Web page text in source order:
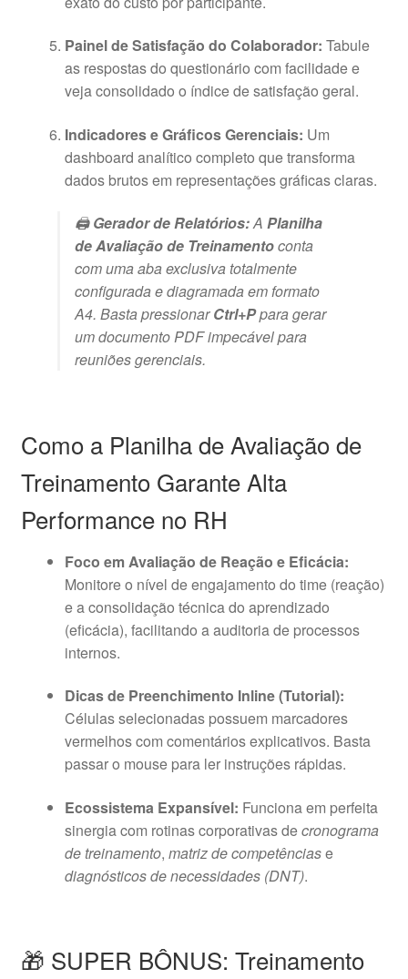
Painel de Satisfação do Colaborador: Tabule
as respostas do questionário com facilidade e
veja consolidado o índice de satisfação geral.
Indicadores e Gráficos Gerenciais: Um
dashboard analítico completo que transforma
dados brutos em representações gráficas claras.
🖨️Gerador de Relatórios:A Planilha
de Avaliação de Treinamentoconta
com uma aba exclusiva totalmente
configurada e diagramada em formato
A4. Basta pressionarCtrl+Ppara gerar
um documento PDF impecável para
reuniões gerenciais.
Como a Planilha de Avaliação de
Treinamento Garante Alta
Performance no RH
Foco em Avaliação de Reação e Eficácia:
Monitore o nível de engajamento do time (reação)
e a consolidação técnica do aprendizado
(eficácia), facilitando a auditoria de processos
internos.
Dicas de Preenchimento Inline (Tutorial):
Células selecionadas possuem marcadores
vermelhos com comentários explicativos. Basta
passar o mouse para ler instruções rápidas.
Ecossistema Expansível: Funciona em perfeita
sinergia com rotinas corporativas decronograma
de treinamento, matriz de competênciase
diagnósticos de necessidades (DNT).
🎁 SUPER BÔNUS: Treinamento